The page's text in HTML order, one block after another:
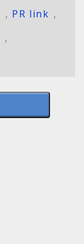
, PR link ,
,